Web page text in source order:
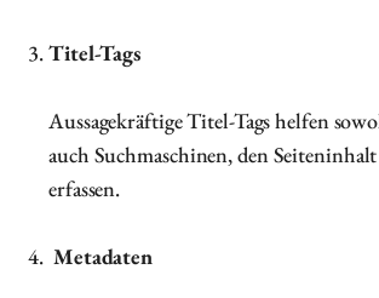
Titel-Tags
Aussagekräftige Titel-Tags helfen
auch Suchmaschinen, den
erfassen.
Metadaten